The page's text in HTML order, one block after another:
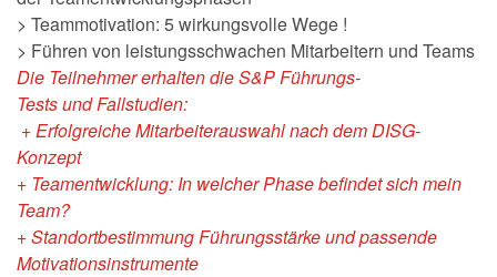
> Teammotivation: 5 wirkungsvolle Wege !
> Führen von leistungsschwachen Mitarbeitern und Teams
Die Teilnehmer erhalten dieS&P Führungs-
TestsundFallstudien:
+ Erfolgreiche Mitarbeiterauswahl nach dem DISG-
Konzept
+ Teamentwicklung: In welcher Phase befindet sich mein
Team?
+ Standortbestimmung Führungsstärke und passende
Motivationsinstrumente